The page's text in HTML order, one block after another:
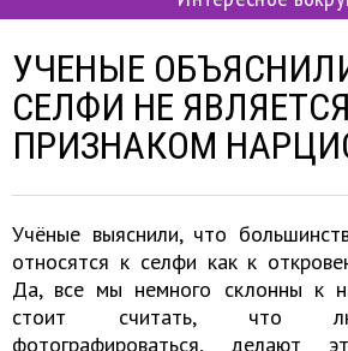
УЧЕНЫЕ
СЕЛФИ НЕ ЯВЛЯЕТСЯ
ПРИЗНАКОМ
Учёные выяснили, что
относятся к селфи как к
Да, все мы немного склонны к
стоит считать, что
фотографироваться, делают